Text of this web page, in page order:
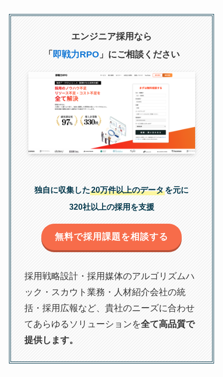
エンジニア採用なら
「 即戦力RPO」にご相談ください
独自に収集した20万件以上のデータを元に
320社以上の採用を支援
無料で採用課題を相談する
採用戦略設計・採用媒体のアルゴリズムハ
ック・スカウト業務・人材紹介会社の統
括・採用広報など、貴社のニーズに合わせ
てあらゆるソリューションを全て高品質で
提供します。